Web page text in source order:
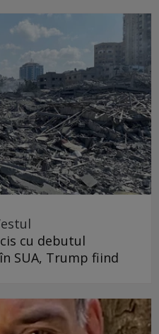
cu debutul
SUA, Trump fiind